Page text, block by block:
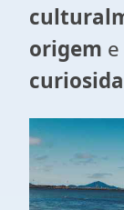
origem